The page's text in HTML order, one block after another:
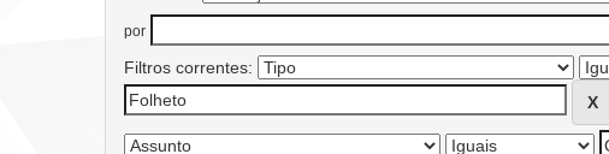
por
Filtros correntes: